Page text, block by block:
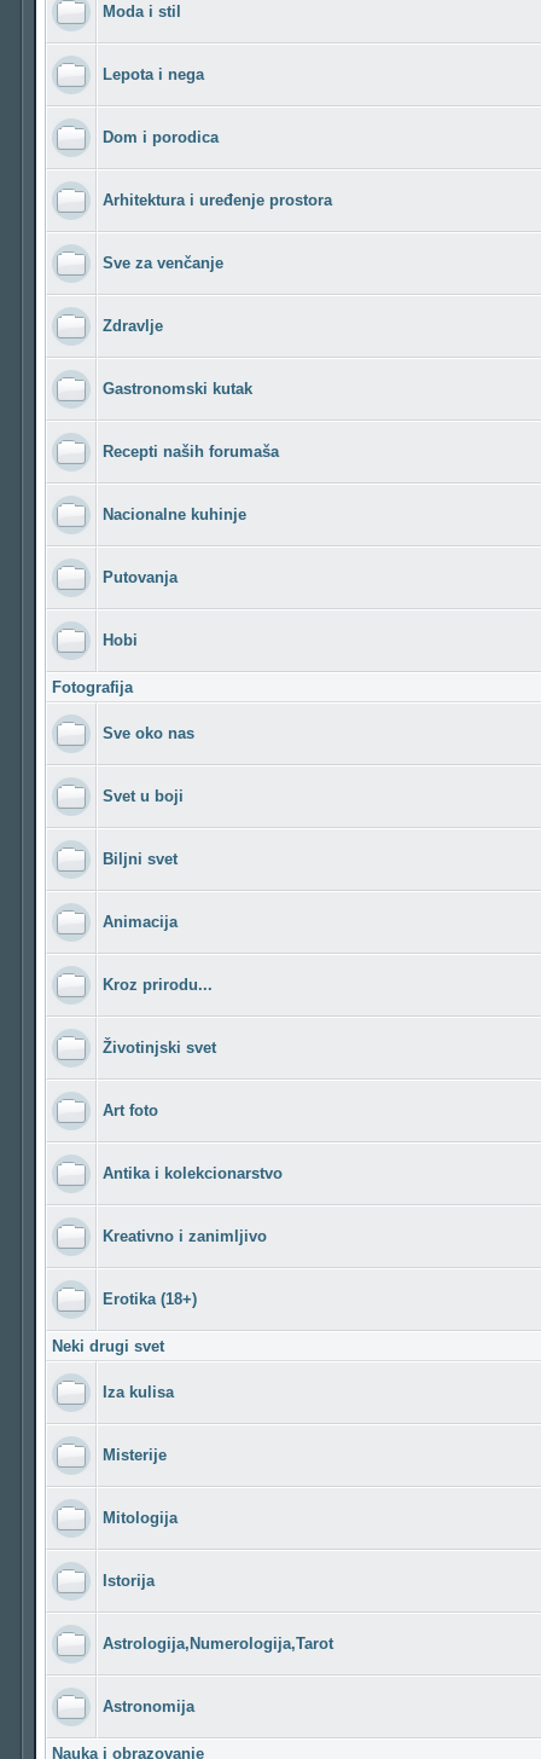
Moda i stil
Lepota i nega
Dom i porodica
Arhitektura i uređenje prostora
Sve za venčanje
Zdravlje
Gastronomski kutak
Recepti naših forumaša
Nacionalne kuhinje
Putovanja
Hobi
Fotografija
Sve oko nas
Svet u boji
Biljni svet
Animacija
Kroz prirodu...
Životinjski svet
Art foto
Antika i kolekcionarstvo
Kreativno i zanimljivo
Erotika (18+)
Neki drugi svet
Iza kulisa
Misterije
Mitologija
Istorija
Astrologija,Numerologija,Tarot
Astronomija
Nauka i obrazovanje